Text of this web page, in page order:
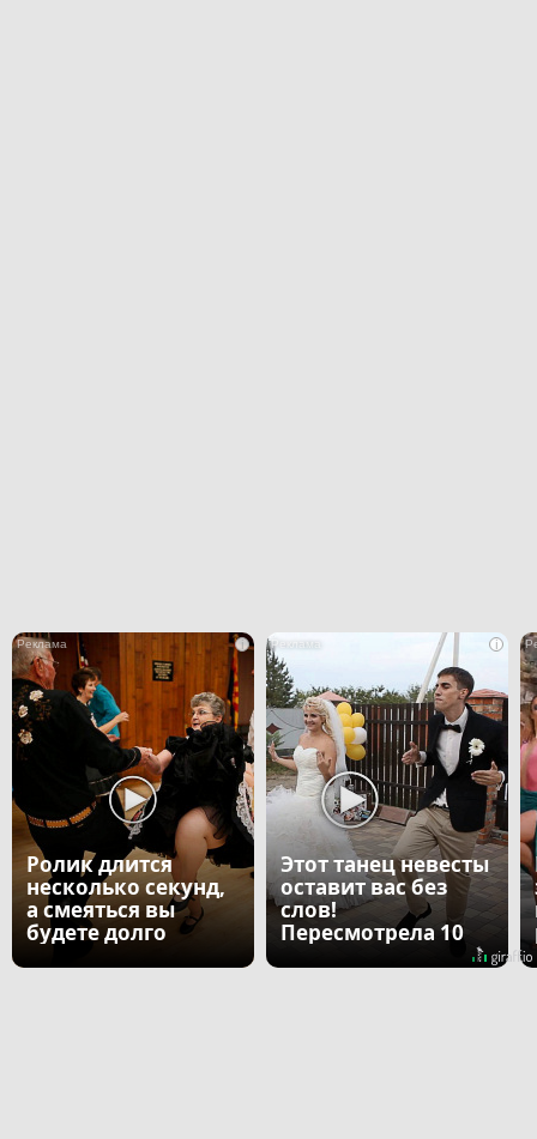
i
Ролик длится
несколько секунд,
а смеяться вы
будете долго
i
Этот танец невесты
оставит вас без
слов!
Пересмотрела 10